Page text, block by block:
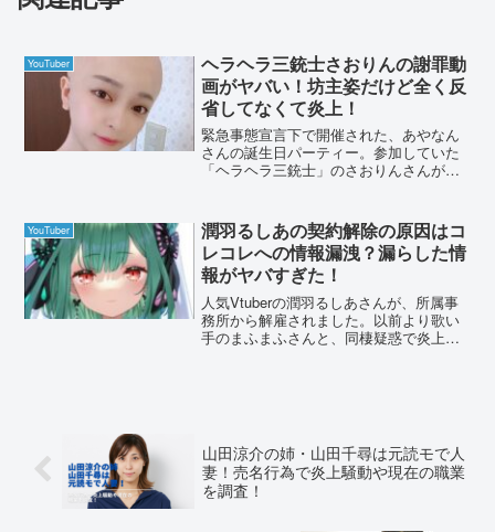
YouTuber
ヘラヘラ三銃士さおりんの謝罪動
画がヤバい！坊主姿だけど全く反
省してなくて炎上！
緊急事態宣言下で開催された、あやなん
さんの誕生日パーティー。参加していた
「ヘラヘラ三銃士」のさおりんさんが、
と歌っている動画がアップされていまし
た。反省の様子が見...
YouTuber
潤羽るしあの契約解除の原因はコ
レコレへの情報漏洩？漏らした情
報がヤバすぎた！
人気Vtuberの潤羽るしあさんが、所属事
務所から解雇されました。以前より歌い
手のまふまふさんと、同棲疑惑で炎上し
山田涼介の姉・山田千尋は元読モで人
妻！売名行為で炎上騒動や現在の職業
を調査！